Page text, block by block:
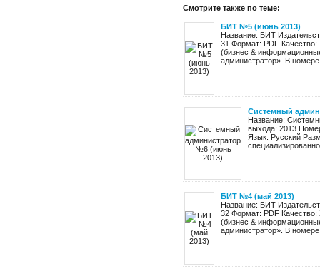
Смотрите также по теме:
БИТ №5 (июнь 2013)
Название: БИТ
31 Формат: PDF
(бизнес &
администратор». В
Системный
Название:
выхода: 2013
Язык: Русский
БИТ №4 (май 2013)
Название: БИТ
32 Формат: PDF
(бизнес &
администратор». В